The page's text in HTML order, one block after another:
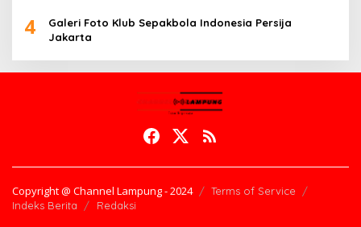
4
Galeri Foto Klub Sepakbola Indonesia Persija
Jakarta
Copyright @ Channel Lampung - 2024
Terms of Service
Indeks Berita
Redaksi